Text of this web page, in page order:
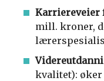
mill. kroner,
kvalitet): øker